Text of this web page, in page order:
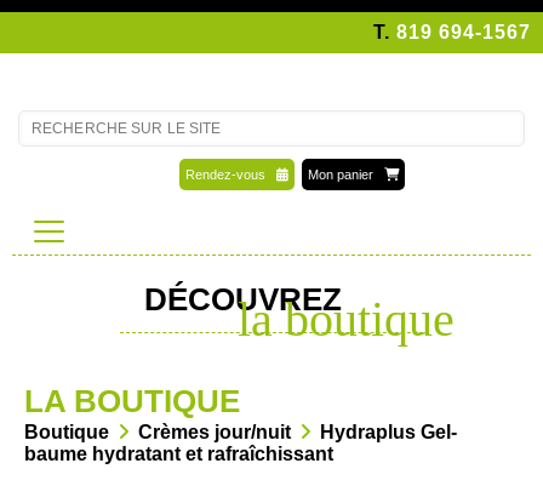
T. 819 694-1567
Rendez-vous Mon panier
DÉCOUVREZ
la boutique
LA BOUTIQUE
Boutique Crèmes jour/nuit
Hydraplus Gel-
baume hydratant et rafraîchissant